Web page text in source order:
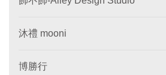
沐禮 mooni
博勝行